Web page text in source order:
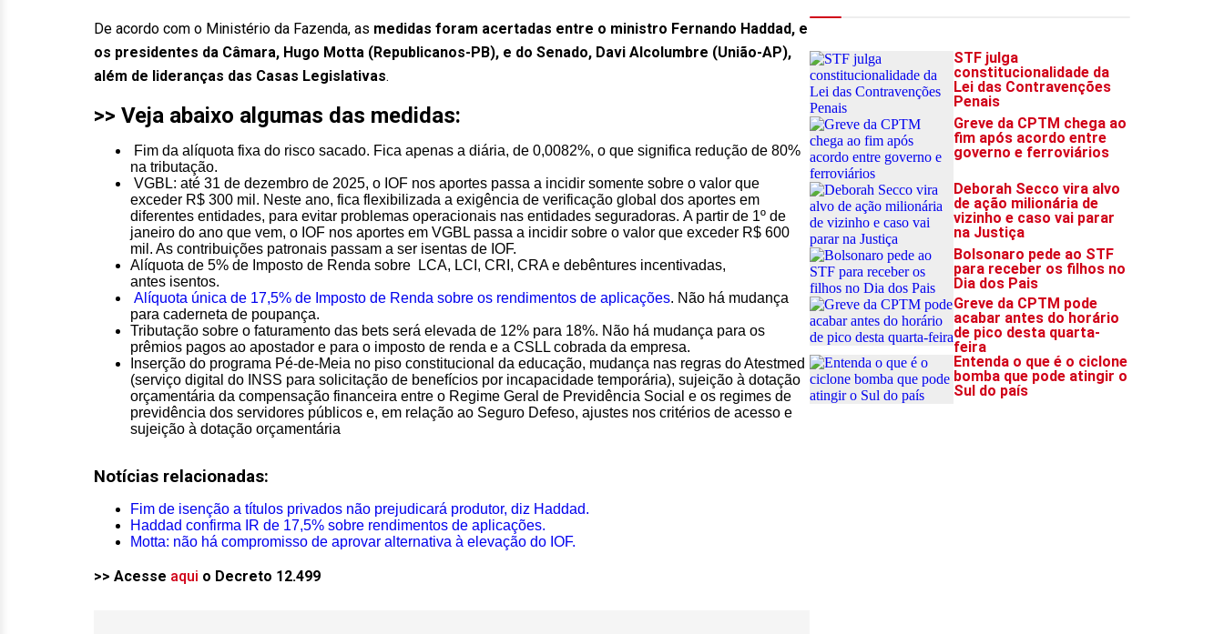
De acordo com o Ministério da Fazenda, as medidas foram acertadas entre o ministro Fernando Haddad, e
os presidentes da Câmara, Hugo Motta (Republicanos-PB), e do Senado, Davi Alcolumbre (União-AP),
além de lideranças das Casas Legislativas.
>> Veja abaixo algumas das medidas:
Fim da alíquota fixa do risco sacado. Fica apenas a diária, de 0,0082%, o que significa redução de 80%
na tributação.
VGBL: até 31 de dezembro de 2025, o IOF nos aportes passa a incidir somente sobre o valor que
exceder R$ 300 mil. Neste ano, fica flexibilizada a exigência de verificação global dos aportes em
diferentes entidades, para evitar problemas operacionais nas entidades seguradoras. A partir de 1º de
janeiro do ano que vem, o IOF nos aportes em VGBL passa a incidir sobre o valor que exceder R$ 600
mil. As contribuições patronais passam a ser isentas de IOF.
Alíquota de 5% de Imposto de Renda sobre LCA, LCI, CRI, CRA e debêntures incentivadas,
antes isentos.
Alíquota única de 17,5% de Imposto de Renda sobre os rendimentos de aplicações. Não há mudança
para caderneta de poupança.
Tributação sobre o faturamento das bets será elevada de 12% para 18%. Não há mudança para os
prêmios pagos ao apostador e para o imposto de renda e a CSLL cobrada da empresa.
Inserção do programa Pé-de-Meia no piso constitucional da educação, mudança nas regras do Atestmed
(serviço digital do INSS para solicitação de benefícios por incapacidade temporária), sujeição à dotação
orçamentária da compensação financeira entre o Regime Geral de Previdência Social e os regimes de
previdência dos servidores públicos e, em relação ao Seguro Defeso, ajustes nos critérios de acesso e
sujeição à dotação orçamentária
Notícias relacionadas:
Fim de isenção a títulos privados não prejudicará produtor, diz Haddad.
Haddad confirma IR de 17,5% sobre rendimentos de aplicações.
Motta: não há compromisso de aprovar alternativa à elevação do IOF.
>> Acesse aqui o Decreto 12.499